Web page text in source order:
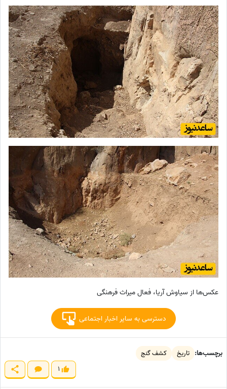
عکس‌ها از سیاوش آریا، فعال میراث فرهنگی
دسترسی به سایر اخبار اجتماعی
برچسب‌ها: تاریخ
کشف گنج
1